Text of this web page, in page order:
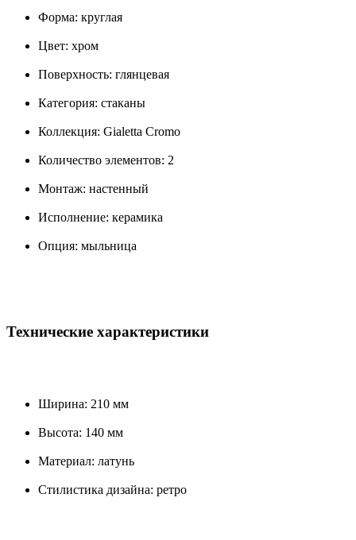
Форма: круглая
Цвет: хром
Поверхность: глянцевая
Категория: стаканы
Коллекция: Gialetta Cromo
Количество элементов: 2
Монтаж: настенный
Исполнение: керамика
Опция: мыльница
Технические характеристики
Ширина: 210 мм
Высота: 140 мм
Материал: латунь
Стилистика дизайна: ретро